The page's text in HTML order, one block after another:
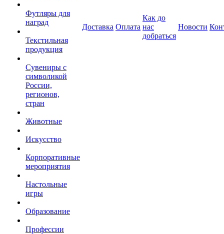
Футляры для
наград
Текстильная
продукция
Сувениры с
символикой
России,
регионов,
стран
Животные
Искусство
Корпоративные
мероприятия
Настольные
игры
Образование
Профессии
Доставка Оплата
Как до
нас
добраться
Новости